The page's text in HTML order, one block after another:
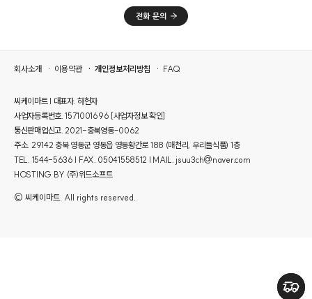
회사소개 이용약관 개인정보처리방침 FAQ
씨케이마트 | 대표자. 하헌자
사업자등록번호. 1571001696 [사업자정보 확인]
통신판매업신고. 2021-충북영동-0062
주소. 29142 충북 영동군 영동읍 영동황간로 188 (매천리, 우리들식품) 1층
TEL. 1544-5636 | FAX. 05041558512 | MAIL. jsuu3ch@naver.com
HOSTING BY (주)위드소프트
© 씨케이마트. All rights reserved.